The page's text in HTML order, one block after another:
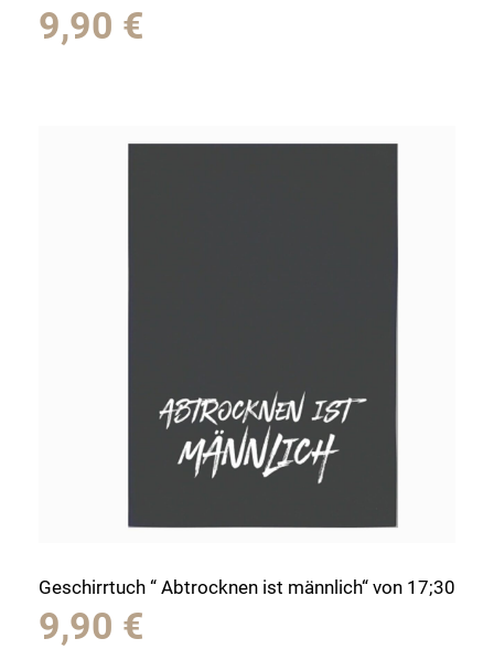
9,90 €
Geschirrtuch “ Abtrocknen ist männlich“ von 17;30
9,90 €